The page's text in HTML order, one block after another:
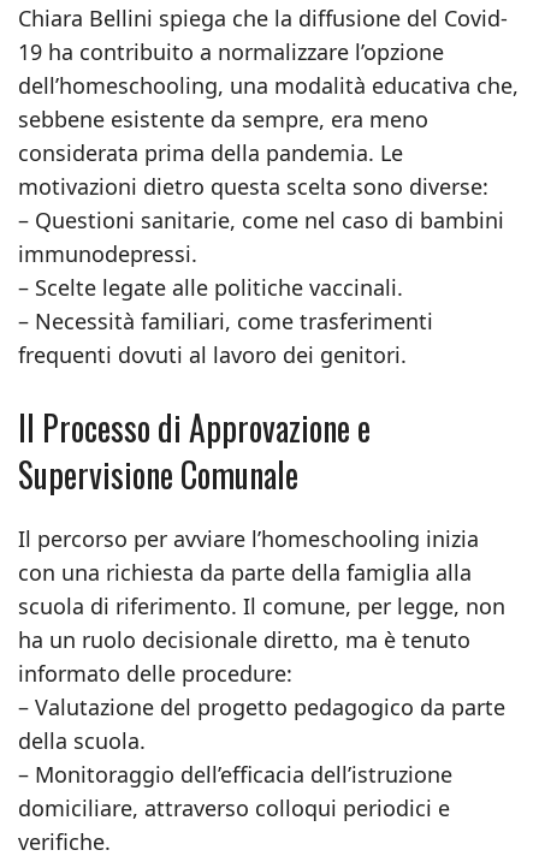
Chiara Bellini spiega che la diffusione del Covid-
19 ha contribuito a normalizzare l’opzione
dell’homeschooling, una modalità educativa che,
sebbene esistente da sempre, era meno
considerata prima della pandemia. Le
motivazioni dietro questa scelta sono diverse:
– Questioni sanitarie, come nel caso di bambini
immunodepressi.
– Scelte legate alle politiche vaccinali.
– Necessità familiari, come trasferimenti
frequenti dovuti al lavoro dei genitori.
Il Processo di Approvazione e
Supervisione Comunale
Il percorso per avviare l’homeschooling inizia
con una richiesta da parte della famiglia alla
scuola di riferimento. Il comune, per legge, non
ha un ruolo decisionale diretto, ma è tenuto
informato delle procedure:
– Valutazione del progetto pedagogico da parte
della scuola.
– Monitoraggio dell’efficacia dell’istruzione
domiciliare, attraverso colloqui periodici e
verifiche.